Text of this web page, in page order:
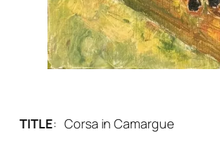
TITLE:Corsa in Camargue